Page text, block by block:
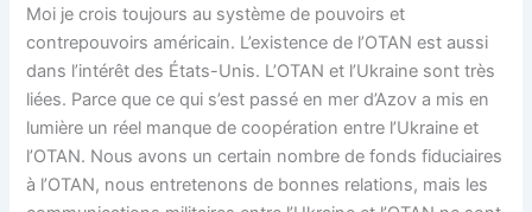
Moi je crois toujours au système de pouvoirs et
contrepouvoirs américain. L’existence de l’OTAN est aussi
dans l’intérêt des États-Unis. L’OTAN et l’Ukraine sont très
liées. Parce que ce qui s’est passé en mer d’Azov a mis en
lumière un réel manque de coopération entre l’Ukraine et
l’OTAN. Nous avons un certain nombre de fonds fiduciaires
à l’OTAN, nous entretenons de bonnes relations, mais les